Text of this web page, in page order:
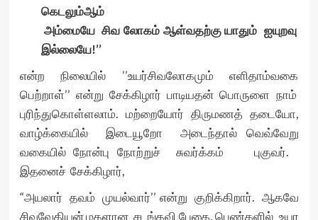
கெடலும்ஆம்
அம்மையே சிவ லோகம் ஆள்வதற்கு யாதும் ஐயுறவு
இல்லையே!’’
என்ற நிலையில் ’’உயர்சிவலோகமும் எளிதாம்வகை
பெற்றாள்’’ என்று சேக்கிழார் பாடியதன் பொருளை நாம்
புரிந்துகொள்ளலாம். மற்றையோர் திருமணத் தடையோ,
வாழ்க்கையில் இடையூறோ அடைந்தால் வெவ்வேறு
வகையில் நோன்பு நோற்றுச் சுவர்க்கம் புகுவர்.
இதனைச் சேக்கிழார்,
“அயலார் தவம் முயல்வார்’’ என்று குறிக்கிறார். ஆகவே
சிவவேதியன் மகளான சடங்கவி பேதை, பெண்களில் உயர